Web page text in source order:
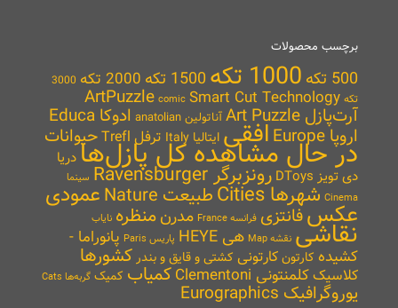
برچسب محصولات
500 تکه 1000 تکه 1500 تکه 2000 تکه
3000
تکه
ArtPuzzle comic Smart Cut Technology
آرت‌پازل Art Puzzle آناتولین anatolian ادوکا Educa
اروپا Europe افقی ایتالیا Italy ترفل Trefl حیواناتدر حال مشاهده کل پازل‌هادریا
دی تویز DToys
رونزبرگر Ravensburger
سینما
Cinema شهرها Cities طبیعت Nature عمودی
عکسفانتزی فرانسه France مدرنمنظره نایاب نقاشی نقشه Map هی HEYE پاریس Paris
پانوراما -
کشیده کارتونکارتونی کشتی و قایق و بندر کشورها
کلاسیککلمنتونی Clementoni کمیاب کمیک گربه‌ها Cats
یوروگرافیک Eurographics